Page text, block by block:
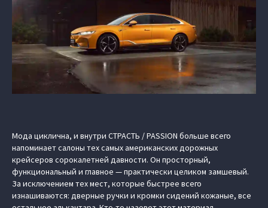
Мода циклична, и внутри СТРАСТЬ / PASSION больше всего
напоминает салоны тех самых американских дорожных
крейсеров сорокалетней давности. Он просторный,
функциональный и главное — практически целиком замшевый.
За исключением тех мест, которые быстрее всего
изнашиваются: дверные ручки и кромки сидений кожаные, все